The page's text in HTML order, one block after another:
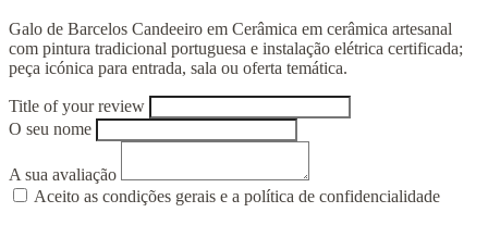
Galo de Barcelos Candeeiro em Cerâmica em cerâmica artesanal
com pintura tradicional portuguesa e instalação elétrica certificada;
peça icónica para entrada, sala ou oferta temática.
Title of your review
O seu nome
A sua avaliação
Aceito as condições gerais e a política de confidencialidade